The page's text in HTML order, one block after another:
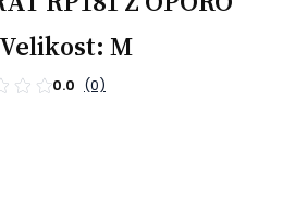
M
0.0 (0)